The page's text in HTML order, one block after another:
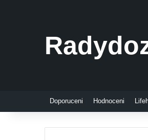
Doporuceni Hodnoceni